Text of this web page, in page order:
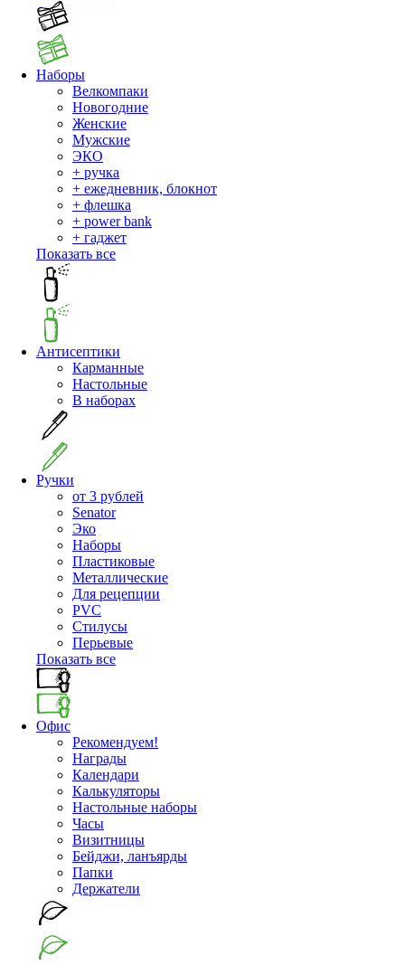
Наборы
Велкомпаки
Новогодние
Женские
Мужские
ЭКО
+ ручка
+ ежедневник, блокнот
+ флешка
+ power bank
+ гаджет
Показать все
Антисептики
Карманные
Настольные
В наборах
Ручки
от 3 рублей
Senator
Эко
Наборы
Пластиковые
Металлические
Для рецепции
PVC
Стилусы
Перьевые
Показать все
Офис
Рекомендуем!
Награды
Календари
Калькуляторы
Настольные наборы
Часы
Визитницы
Бейджи, ланъярды
Папки
Держатели